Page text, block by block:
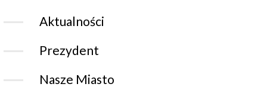
Aktualności
Prezydent
Nasze Miasto